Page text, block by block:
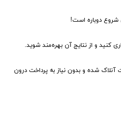
کنید و از نتایج آن بهره‌مند شوید.
شده و بدون نیاز به پرداخت درون